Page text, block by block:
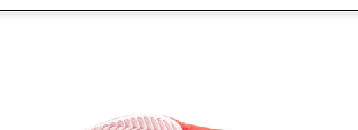
Ouvrir le média 2 dans la fenêtre modale